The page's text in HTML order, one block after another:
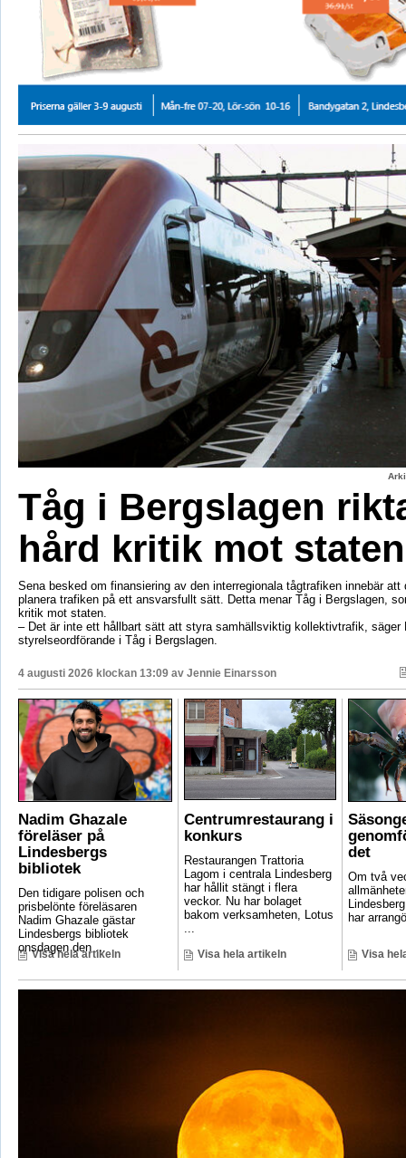
Tåg i Bergslagen
hård kritik mot staten
Sena besked om finansiering av den interregionala tågtrafiken innebär att
planera trafiken på ett ansvarsfullt sätt. Detta menar Tåg i Bergslagen,
kritik mot staten.
– Det är inte ett hållbart sätt att styra samhällsviktig kollektivtrafik, säger
styrelseordförande i Tåg i Bergslagen.
4 augusti 2026 klockan 13:09 av Jennie Einarsson
Nadim Ghazale
föreläser på
Lindesbergs
bibliotek
Den tidigare polisen och
prisbelönte föreläsaren
Nadim Ghazale gästar
Lindesbergs bibliotek
onsdagen den ...
Visa hela artikeln
Centrumrestaurang i
konkurs
Restaurangen Trattoria
Lagom i centrala Lindesberg
har hållit stängt i flera
veckor. Nu har bolaget
bakom verksamheten, Lotus
Visa hela artikeln
det
Om två
har
Visa